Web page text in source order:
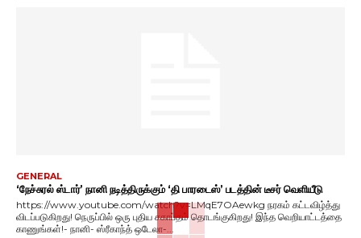
GENERAL
‘நேச்சுரல் ஸ்டார்’ நானி நடித்திருக்கும் ‘தி பாரடைஸ்’ படத்தின் டீசர் வெளியீடு
https://www.youtube.com/watch?v=LMqE7OAewkg நரகம் கட்டவிழ்த்து
விடப்படுகிறது! நெருப்பில் ஒரு புதிய சகாப்தம் தொடங்குகிறது! இந்த வெறியாட்டத்தை
காணுங்கள்!- நானி- ஸ்ரீகாந்த் ஒடேலா-...